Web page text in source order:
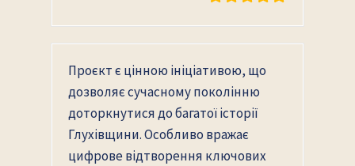
Проєкт є цінною ініціативою, що
дозволяє сучасному поколінню
доторкнутися до багатої історії
Глухівщини. Особливо вражає
цифрове відтворення ключових